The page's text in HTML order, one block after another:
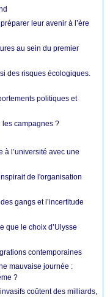
leur avenir à l’ère
au sein du premier
des risques écologiques.
politiques et
campagnes ?
à l’université avec une
de l'organisation
gangs et l’incertitude
que le choix d’Ulysse
contemporaines
mauvaise journée :
?
coûtent des milliards,